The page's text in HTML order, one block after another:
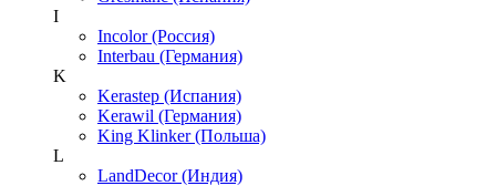
I
Incolor (Россия)
Interbau (Германия)
K
Kerastep (Испания)
Kerawil (Германия)
King Klinker (Польша)
L
LandDecor (Индия)